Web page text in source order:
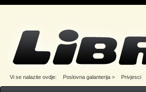
Vi se nalazite ovdje: Poslovna galanterija > Privjesci